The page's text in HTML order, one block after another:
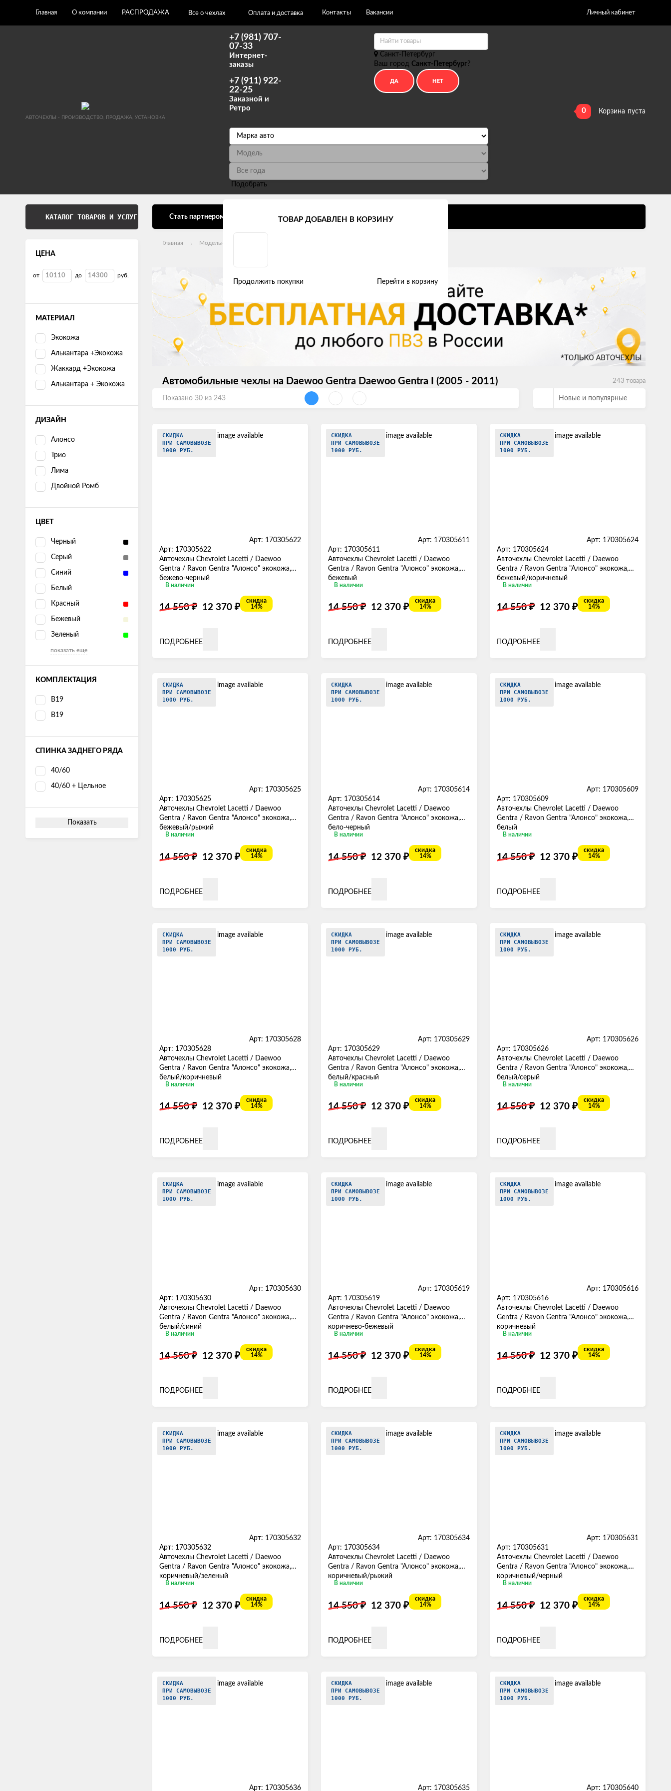
Главная О компании РАСПРОДАЖА Все о чехлах Оплата и доставка Контакты Вакансии Личный кабинет
АВТОЧЕХЛЫ - ПРОИЗВОДСТВО, ПРОДАЖА, УСТАНОВКА
+7 (981) 707-
07-33
Интернет-
заказы
+7 (911) 922-
22-25
Заказной и
Ретро
Санкт-Петербург
Ваш город Санкт-Петербург?
Подобрать
0 Корзина пуста
КАТАЛОГ ТОВАРОВ И УСЛУГ
ЦЕНА
от до руб.
МАТЕРИАЛ
Экокожа
Алькантара +Экокожа
Жаккард +Экокожа
Алькантара + Экокожа
ДИЗАЙН
Алонсо
Трио
Лима
Двойной Ромб
ЦВЕТ
Черный
Серый
Синий
Белый
Красный
Бежевый
Зеленый
показать еще
КОМПЛЕКТАЦИЯ
В19
B19
СПИНКА ЗАДНЕГО РЯДА
40/60
40/60 + Цельное
Показать
Стать партнером Установка авточехлов в СПб
Главная Модельные авточехлы
Автомобильные чехлы на Daewoo Gentra Daewoo Gentra I (2005 - 2011) 243 товара
Показано 30 из 243 Новые и популярные
СКИДКА
ПРИ САМОВЫВОЗЕ
1000 РУБ.
Арт: 170305622
Арт: 170305622
Авточехлы Chevrolet Lacetti / Daewoo
Gentra / Ravon Gentra "Алонсо" экокожа,
бежево-черный
В наличии
14 550₽ 12 370 ₽
скидка
14%
ПОДРОБНЕЕ
СКИДКА
ПРИ САМОВЫВОЗЕ
1000 РУБ.
Арт: 170305611
Арт: 170305611
Авточехлы Chevrolet Lacetti / Daewoo
Gentra / Ravon Gentra "Алонсо" экокожа,
бежевый
В наличии
14 550₽ 12 370 ₽
скидка
14%
ПОДРОБНЕЕ
СКИДКА
ПРИ САМОВЫВОЗЕ
1000 РУБ.
Арт: 170305624
Арт: 170305624
Авточехлы Chevrolet Lacetti / Daewoo
Gentra / Ravon Gentra "Алонсо" экокожа,
бежевый/коричневый
В наличии
14 550₽ 12 370 ₽
скидка
14%
ПОДРОБНЕЕ
СКИДКА
ПРИ САМОВЫВОЗЕ
1000 РУБ.
Арт: 170305625
Арт: 170305625
Авточехлы Chevrolet Lacetti / Daewoo
Gentra / Ravon Gentra "Алонсо" экокожа,
бежевый/рыжий
В наличии
14 550₽ 12 370 ₽
скидка
14%
ПОДРОБНЕЕ
СКИДКА
ПРИ САМОВЫВОЗЕ
1000 РУБ.
Арт: 170305614
Арт: 170305614
Авточехлы Chevrolet Lacetti / Daewoo
Gentra / Ravon Gentra "Алонсо" экокожа,
бело-черный
В наличии
14 550₽ 12 370 ₽
скидка
14%
ПОДРОБНЕЕ
СКИДКА
ПРИ САМОВЫВОЗЕ
1000 РУБ.
Арт: 170305609
Арт: 170305609
Авточехлы Chevrolet Lacetti / Daewoo
Gentra / Ravon Gentra "Алонсо" экокожа,
белый
В наличии
14 550₽ 12 370 ₽
скидка
14%
ПОДРОБНЕЕ
СКИДКА
ПРИ САМОВЫВОЗЕ
1000 РУБ.
Арт: 170305628
Арт: 170305628
Авточехлы Chevrolet Lacetti / Daewoo
Gentra / Ravon Gentra "Алонсо" экокожа,
белый/коричневый
В наличии
14 550₽ 12 370 ₽
скидка
14%
ПОДРОБНЕЕ
СКИДКА
ПРИ САМОВЫВОЗЕ
1000 РУБ.
Арт: 170305629
Арт: 170305629
Авточехлы Chevrolet Lacetti / Daewoo
Gentra / Ravon Gentra "Алонсо" экокожа,
белый/красный
В наличии
14 550₽ 12 370 ₽
скидка
14%
ПОДРОБНЕЕ
СКИДКА
ПРИ САМОВЫВОЗЕ
1000 РУБ.
Арт: 170305626
Арт: 170305626
Авточехлы Chevrolet Lacetti / Daewoo
Gentra / Ravon Gentra "Алонсо" экокожа,
белый/серый
В наличии
14 550₽ 12 370 ₽
скидка
14%
ПОДРОБНЕЕ
СКИДКА
ПРИ САМОВЫВОЗЕ
1000 РУБ.
Арт: 170305630
Арт: 170305630
Авточехлы Chevrolet Lacetti / Daewoo
Gentra / Ravon Gentra "Алонсо" экокожа,
белый/синий
В наличии
14 550₽ 12 370 ₽
скидка
14%
ПОДРОБНЕЕ
СКИДКА
ПРИ САМОВЫВОЗЕ
1000 РУБ.
Арт: 170305619
Арт: 170305619
Авточехлы Chevrolet Lacetti / Daewoo
Gentra / Ravon Gentra "Алонсо" экокожа,
коричнево-бежевый
В наличии
14 550₽ 12 370 ₽
скидка
14%
ПОДРОБНЕЕ
СКИДКА
ПРИ САМОВЫВОЗЕ
1000 РУБ.
Арт: 170305616
Арт: 170305616
Авточехлы Chevrolet Lacetti / Daewoo
Gentra / Ravon Gentra "Алонсо" экокожа,
коричневый
В наличии
14 550₽ 12 370 ₽
скидка
14%
ПОДРОБНЕЕ
СКИДКА
ПРИ САМОВЫВОЗЕ
1000 РУБ.
Арт: 170305632
Арт: 170305632
Авточехлы Chevrolet Lacetti / Daewoo
Gentra / Ravon Gentra "Алонсо" экокожа,
коричневый/зеленый
В наличии
14 550₽ 12 370 ₽
скидка
14%
ПОДРОБНЕЕ
СКИДКА
ПРИ САМОВЫВОЗЕ
1000 РУБ.
Арт: 170305634
Арт: 170305634
Авточехлы Chevrolet Lacetti / Daewoo
Gentra / Ravon Gentra "Алонсо" экокожа,
коричневый/рыжий
В наличии
14 550₽ 12 370 ₽
скидка
14%
ПОДРОБНЕЕ
СКИДКА
ПРИ САМОВЫВОЗЕ
1000 РУБ.
Арт: 170305631
Арт: 170305631
Авточехлы Chevrolet Lacetti / Daewoo
Gentra / Ravon Gentra "Алонсо" экокожа,
коричневый/черный
В наличии
14 550₽ 12 370 ₽
скидка
14%
ПОДРОБНЕЕ
СКИДКА
ПРИ САМОВЫВОЗЕ
1000 РУБ.
Арт: 170305636
СКИДКА
ПРИ САМОВЫВОЗЕ
1000 РУБ.
Арт: 170305635
СКИДКА
ПРИ САМОВЫВОЗЕ
1000 РУБ.
Арт: 170305640
ТОВАР ДОБАВЛЕН В КОРЗИНУ
Продолжить покупки Перейти в корзину